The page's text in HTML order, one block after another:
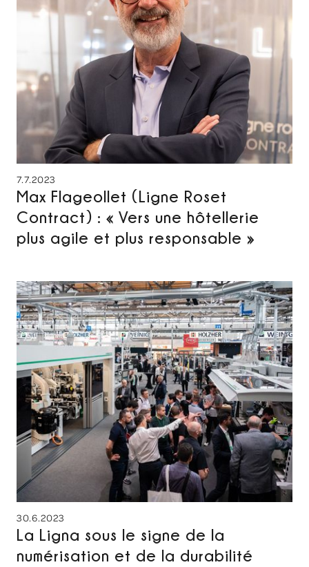
7.7.2023
Max Flageollet (Ligne Roset
Contract) : « Vers une hôtellerie
plus agile et plus responsable »
30.6.2023
La Ligna sous le signe de la
numérisation et de la durabilité